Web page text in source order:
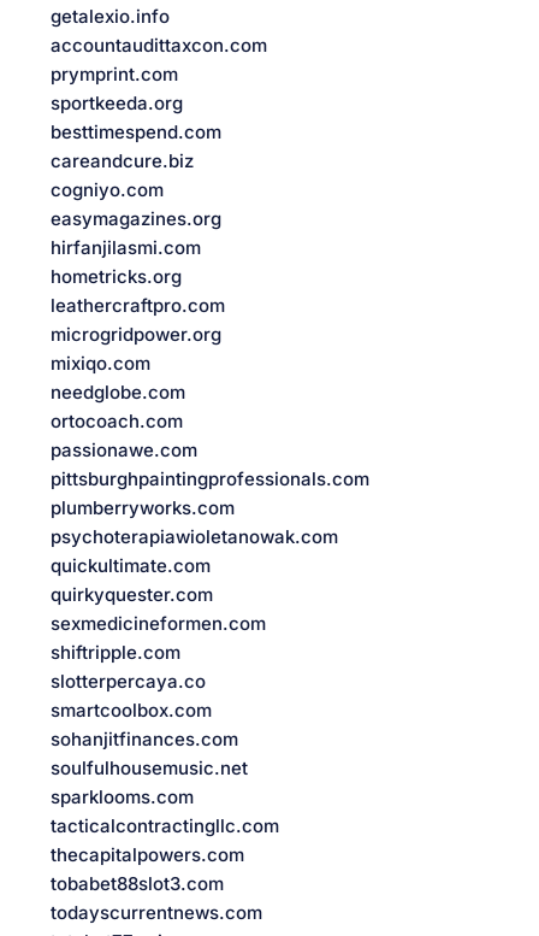
getalexio.info
accountaudittaxcon.com
prymprint.com
sportkeeda.org
besttimespend.com
careandcure.biz
cogniyo.com
easymagazines.org
hirfanjilasmi.com
hometricks.org
leathercraftpro.com
microgridpower.org
mixiqo.com
needglobe.com
ortocoach.com
passionawe.com
pittsburghpaintingprofessionals.com
plumberryworks.com
psychoterapiawioletanowak.com
quickultimate.com
quirkyquester.com
sexmedicineformen.com
shiftripple.com
slotterpercaya.co
smartcoolbox.com
sohanjitfinances.com
soulfulhousemusic.net
sparklooms.com
tacticalcontractingllc.com
thecapitalpowers.com
tobabet88slot3.com
todayscurrentnews.com